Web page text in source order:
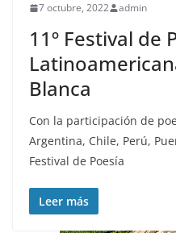
7 octubre, 2022 admin
11º Festival de
Blanca
Con la participación de
Argentina, Chile, Perú,
Festival de Poesía
Leer más